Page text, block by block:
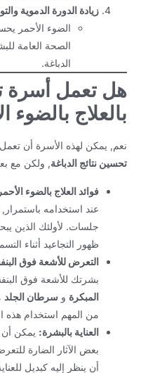
زيادة الدورة الدموية
الضوء الأحمر
الصحة العامة
الدباغة.
هل تعمل أسرة
بالعلاج بالضوء
نعم, يمكن لهذه الأسرة أن
تحسين نتائج الدباغة, ولكن مع
فوائد العلاج بالضوء الأحمر:
عند استخدامه
جلسات. لأولئك الذين
ظهور التجاعيد أثناء
التعرض للأشعة فوق
بشرتك للأشعة فوق
المبكرةو سرطان الجلد
من المهم استخدام هذه
العناية بالبشرة:يمكن أن
بعض الآثار الضارة
أن ينظر إليه كبديل